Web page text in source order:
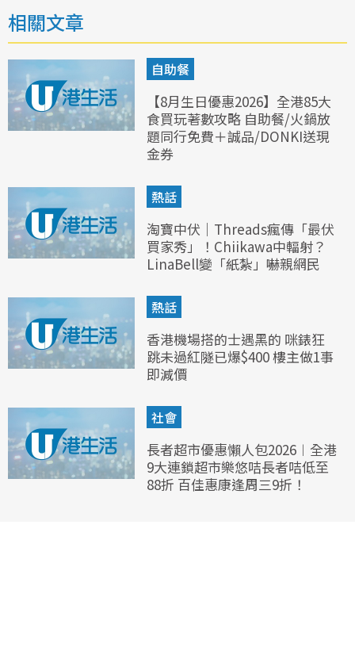
相關文章
自助餐
【8月生日優惠2026】全港85大
食買玩著數攻略 自助餐/火鍋放
題同行免費＋誠品/DONKI送現
金券
熱話
淘寶中伏｜Threads瘋傳「最伏
買家秀」！Chiikawa中輻射？
LinaBell變「紙紮」嚇親網民
熱話
香港機場搭的士遇黑的 咪錶狂
跳未過紅隧已爆$400 樓主做1事
即減價
社會
長者超市優惠懶人包2026︱全港
9大連鎖超市樂悠咭長者咭低至
88折 百佳惠康逢周三9折！